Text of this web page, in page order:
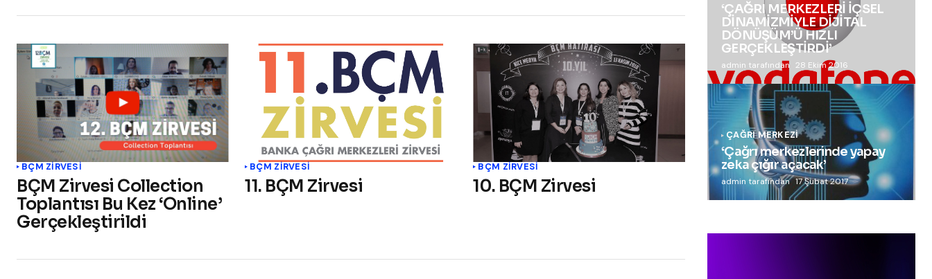
BÇM ZİRVESİ
BÇM Zirvesi Collection
Toplantısı Bu Kez ‘Online’
Gerçekleştirildi
BÇM ZİRVESİ
11. BÇM Zirvesi
BÇM ZİRVESİ
10. BÇM Zirvesi
‘ÇAĞRI MERKEZLERİ İÇSEL
DİNAMİZMİYLE DİJİTAL
DÖNÜŞÜM’Ü HIZLI
GERÇEKLEŞTİRDİ’
admin tarafından 28 Ekim 2016
ÇAĞRI MERKEZI
‘Çağrı merkezlerinde yapay
zeka çığır açacak’
admin tarafından 17 Şubat 2017